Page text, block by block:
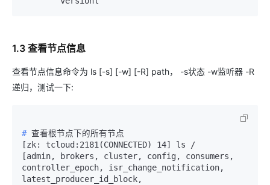
1.3 查看节点信息
查看节点信息命令为 ls [-s] [-w] [-R] path， -s状态 -w监听器 -R
递归，测试一下:
# 查看根节点下的所有节点
[zk: tcloud:2181(CONNECTED) 14] ls /
[admin, brokers, cluster, config, consumers,
controller_epoch, isr_change_notification,
latest_producer_id_block,